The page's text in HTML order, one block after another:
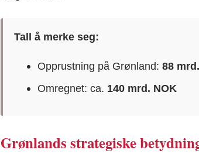
Tall å merke seg:
Opprustning på Grønland:88
Omregnet: ca. 140 mrd. NOK
Grønlands strategiske